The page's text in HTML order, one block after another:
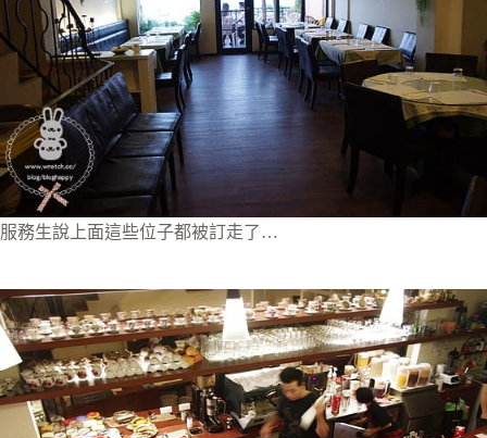
服務生說上面這些位子都被訂走了…